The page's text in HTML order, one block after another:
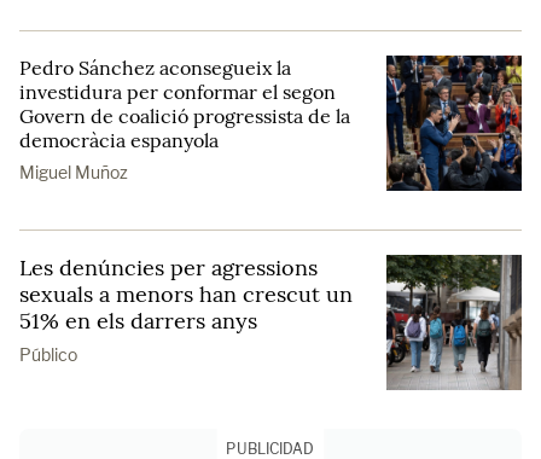
Pedro Sánchez aconsegueix la
investidura per conformar el segon
Govern de coalició progressista de la
democràcia espanyola
Miguel Muñoz
Les denúncies per agressions
sexuals a menors han crescut un
51% en els darrers anys
Público
PUBLICIDAD